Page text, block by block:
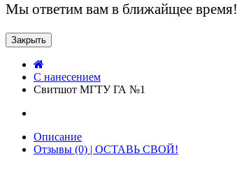
Мы ответим вам в ближайщее время!
Закрыть
C нанесением
Свитшот МГТУ ГА №1
Описание
Отзывы (0) | ОСТАВЬ СВОЙ!